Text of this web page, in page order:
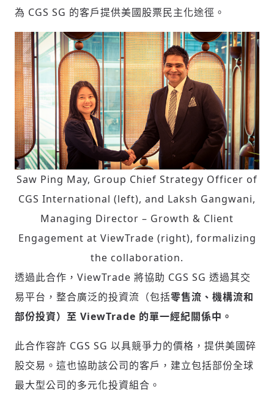
為 CGS SG 的客戶提供美國股票民主化途徑。
Saw Ping May, Group Chief Strategy Officer of
CGS International (left), and Laksh Gangwani,
Managing Director – Growth & Client
Engagement at ViewTrade (right), formalizing
the collaboration.
透過此合作，ViewTrade 將協助 CGS SG 透過其交
易平台，整合廣泛的投資流（包括零售流、機構流和
部份投資）至 ViewTrade 的單一經紀關係中。
此合作容許 CGS SG 以具競爭力的價格，提供美國碎
股交易。這也協助該公司的客戶，建立包括部份全球
最大型公司的多元化投資組合。